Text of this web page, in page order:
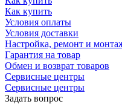
Как купить
Условия оплаты
Условия доставки
Настройка, ремонт и
Гарантия на товар
Обмен и возврат товаров
Сервисные центры
Сервисные центры
Задать вопрос